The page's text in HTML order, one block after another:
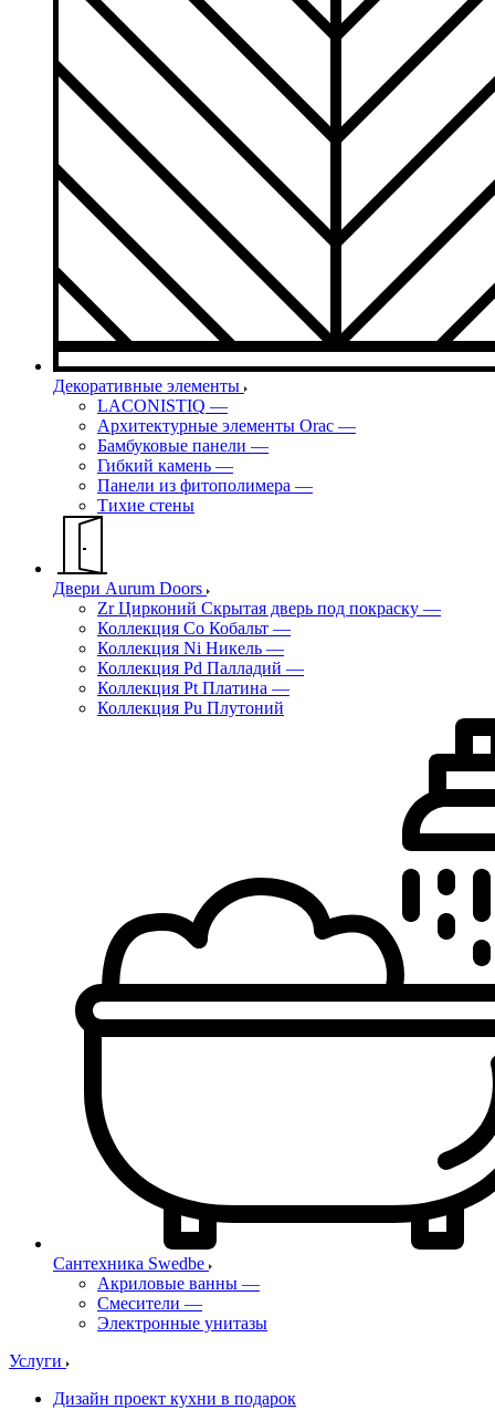
Декоративные элементы
LACONISTIQ —
Архитектурные элементы Orac —
Бамбуковые панели —
Гибкий камень —
Панели из фитополимера —
Тихие стены
Двери Aurum Doors
Zr Цирконий Скрытая дверь под покраску —
Коллекция Co Кобальт —
Коллекция Ni Никель —
Коллекция Pd Палладий —
Коллекция Pt Платина —
Коллекция Pu Плутоний
Сантехника Swedbe
Акриловые ванны —
Смесители —
Электронные унитазы
Услуги
Дизайн проект кухни в подарок